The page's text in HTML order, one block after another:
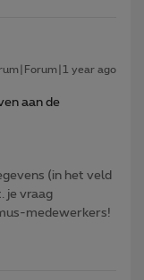
year ago
aan de
(in het veld
je vraag
medewerkers!